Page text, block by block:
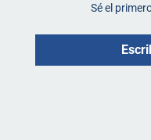
Sé el